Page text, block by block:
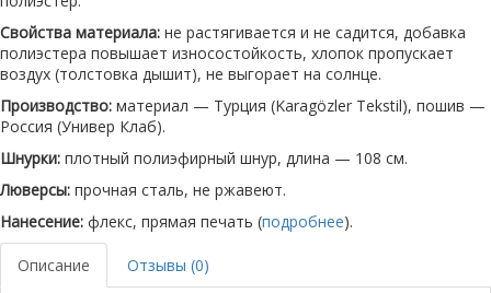
Свойства материала: не растягивается и не садится, добавка
полиэстера повышает износостойкость, хлопок пропускает
воздух (толстовка дышит), не выгорает на солнце.
Производство: материал — Турция (Karagözler Tekstil), пошив —
Россия (Универ Клаб).
Шнурки: плотный полиэфирный шнур, длина — 108 см.
Люверсы: прочная сталь, не ржавеют.
Нанесение: флекс, прямая печать (подробнее).
Описание Отзывы (0)